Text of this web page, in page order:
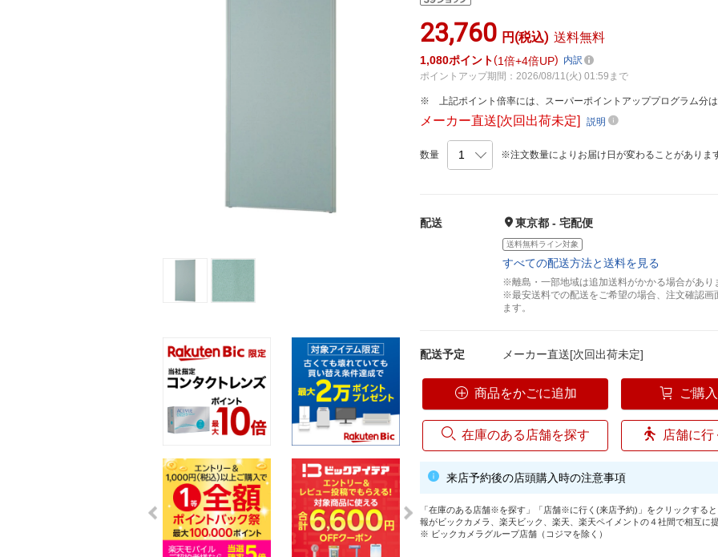
23,760 円(税込) 送料無料
1,080ポイント 1倍 4倍UP
内訳
ポイントアップ期間：2026/08/11(火) 01:59まで
上記ポイント倍率には、スーパーポイントアッププログラム分
メーカー直送[次回出荷未定]説明
数量 ※注文数量によりお届け日が変わることがありま
配送 東京都 - 宅配便
送料無料ライン対象
すべての配送方法と送料を見る
※離島・一部地域は追加送料がかかる場合があり
※最安送料での配送をご希望の場合、注文確認画
ます。
配送予定 メーカー直送[次回出荷未定]
商品をかごに追加 ご購
在庫のある店舗を探す 店舗に行
来店予約後の店頭購入時の注意事項
「在庫のある店舗※を探す」「店舗※に行く(来店予約)」をクリックする
報がビックカメラ、楽天ビック、楽天、楽天ペイメントの４社間で相互に
※ ビックカメラグループ店舗（コジマを除く）